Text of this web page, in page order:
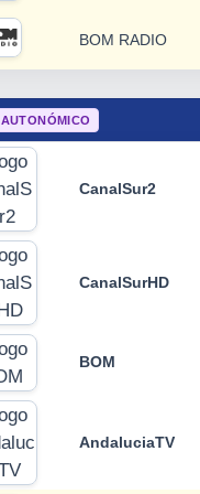
BOM RADIO
AUTONÓMICO
CanalSur2
CanalSurHD
BOM
AndaluciaTV